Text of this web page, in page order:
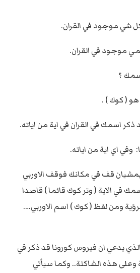
شي موجود في القران.
موجود في القران.
؟
هو ( كوك ) .
اسمك في القران في اية من اياته.
وفي اي اية من اياته.
قف في مكانك فوقف الاوربي
في الاية ( وتر كوك قائما ) قاصدا
ومن لفظ ( كوك ) اسم الاوربي….
يدعي ان فيروس كورونا قد ذكر في
وعلى هذه الشاكلة.. وكما سيأتي